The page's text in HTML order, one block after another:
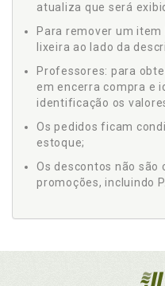
atualiza que será
Para remover um
lixeira ao lado da
Professores: para
em encerra compra e
identificação os
Os pedidos ficam
estoque;
Os descontos não
promoções, incluindo